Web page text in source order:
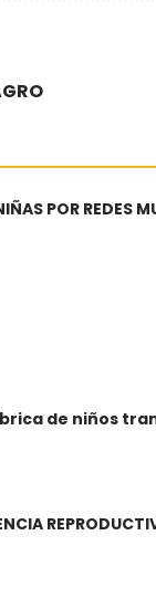
POR REDES
de niños